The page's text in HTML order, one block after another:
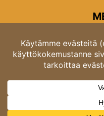
Opastinsilta
Ota meihin